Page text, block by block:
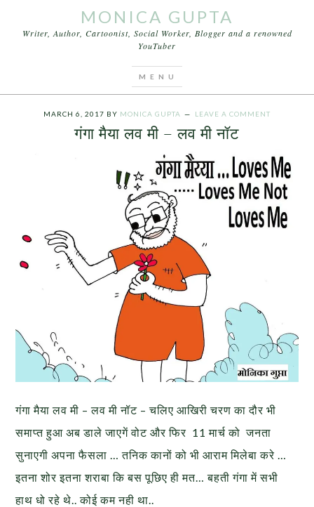
MONICA GUPTA
Writer, Author, Cartoonist, Social Worker, Blogger and a renowned
YouTuber
MARCH 6, 2017 BY MONICA GUPTA LEAVE A COMMENT
गंगा मैया लव मी – लव मी नॉट
गंगा मैया लव मी – लव मी नॉट – चलिए आखिरी चरण का दौर भी
समाप्त हुआ अब डाले जाएगें वोट और फिर 11 मार्च को जनता
सुनाएगी अपना फैसला … तनिक कानों को भी आराम मिलेबा करे …
इतना शोर इतना शराबा कि बस पूछिए ही मत… बहती गंगा में सभी
हाथ धो रहे थे.. कोई कम नही था..